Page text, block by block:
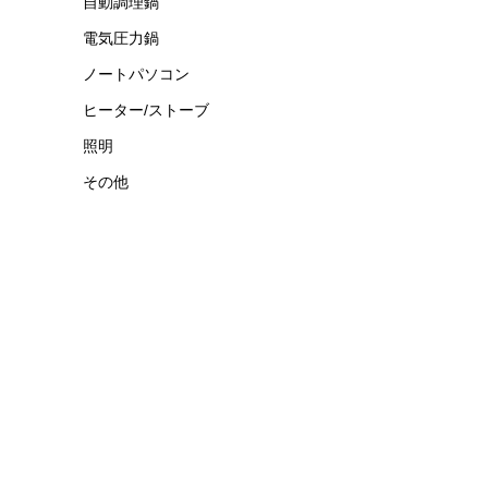
電気圧力鍋
ノートパソコン
ヒーター/ストーブ
照明
その他